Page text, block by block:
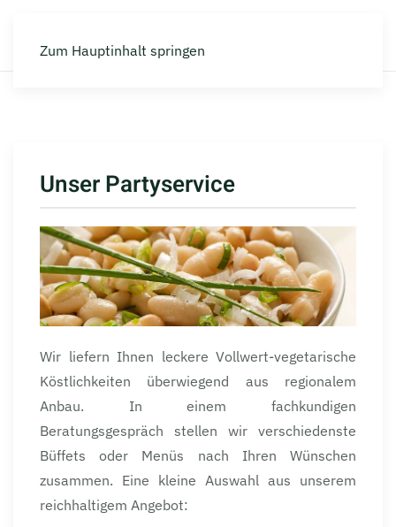
Zum Hauptinhalt springen
Unser Partyservice
Wir liefern Ihnen leckere Vollwert-vegetarische
Köstlichkeiten überwiegend aus regionalem
Anbau. In einem fachkundigen
Beratungsgespräch stellen wir verschiedenste
Büffets oder Menüs nach Ihren Wünschen
zusammen. Eine kleine Auswahl aus unserem
reichhaltigem Angebot: